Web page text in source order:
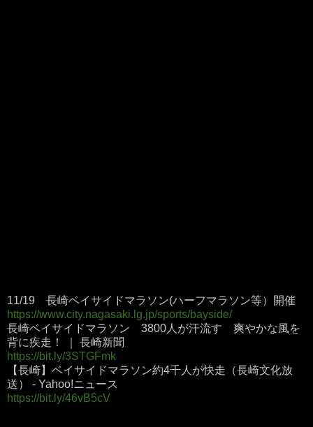
11/19 長崎ベイサイドマラソン(ハーフマラソン等）開催
https://www.city.nagasaki.lg.jp/sports/bayside/
長崎ベイサイドマラソン 3800人が汗流す 爽やかな風を
背に疾走！ ｜ 長崎新聞
https://bit.ly/3STGFmk
【長崎】ベイサイドマラソン約4千人が快走（長崎文化放
送） - Yahoo!ニュース
https://bit.ly/46vB5cV